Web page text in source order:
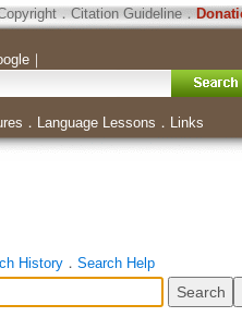
．Citation Guideline．
｜
． Language Lessons ． Links
History． Search Help